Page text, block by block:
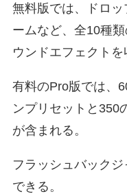
無料版では、ドロ
ームなど、全10種
ウンドエフェクトを
有料のPro版では、
ンプリセットと350
が含まれる。
フラッシュバック
できる。